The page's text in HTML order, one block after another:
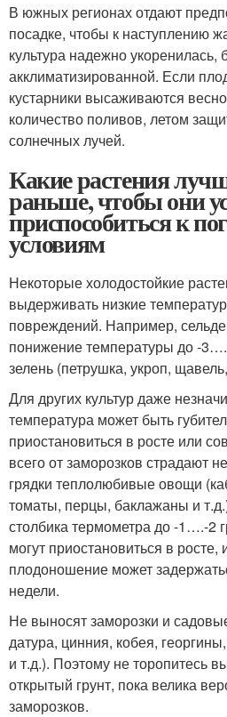
В южных регионах отдают
посадке, чтобы к наступлению
культура надежно
акклиматизированной. Если
кустарники высаживаются
количество поливов, летом
солнечных лучей.
Какие растения
раньше, чтобы они
приспособиться к
условиям
Некоторые холодостойкие
выдерживать низкие
повреждений. Например,
понижение температуры до -
зелень (петрушка, укроп,
Для других культур даже
температура может быть
приостановиться в росте или
всего от заморозков страдают
грядки теплолюбивые овощи
томаты, перцы, баклажаны и
столбика термометра до -1….-2
могут приостановиться в росте,
плодоношение может
недели.
Не выносят заморозки и
датура, цинния, кобея,
и т.д.). Поэтому не торопитесь
открытый грунт, пока велика
заморозков.